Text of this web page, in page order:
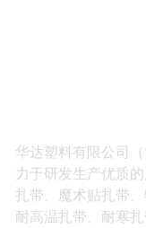
华达塑料有限公司
力于研发生产优质
扎带、魔术贴扎带
耐高温扎带、耐寒